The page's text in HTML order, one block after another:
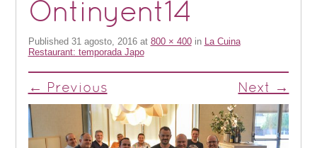
Ontinyent14
Published 31 agosto, 2016at 800 × 400in La Cuina
Restaurant: temporada Japo
← Previous Next →